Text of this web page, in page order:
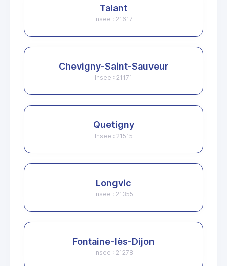
Talant
Insee : 21617
Chevigny-Saint-Sauveur
Insee : 21171
Quetigny
Insee : 21515
Longvic
Insee : 21355
Fontaine-lès-Dijon
Insee : 21278